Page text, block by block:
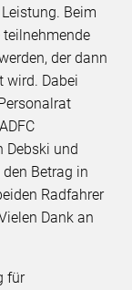
Beim
teilnehmende
der dann
wird. Dabei
Debski und
Betrag in
Radfahrer
Dank an
für